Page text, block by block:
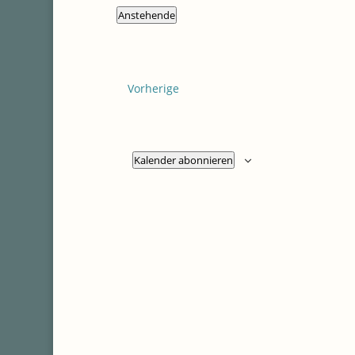
Anstehende
Vorherige
Kalender abonnieren